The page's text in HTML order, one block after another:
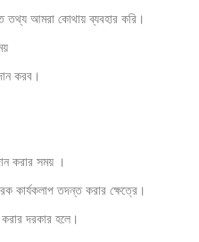
তথ্য আমরা কোথায় ব্যবহার করি।
করব।
করার সময় ।
কার্যকলাপ তদন্ত করার ক্ষেত্রে।
দরকার হলে।